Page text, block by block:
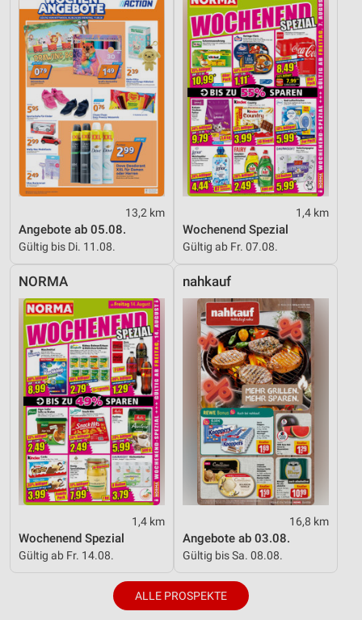
13,2 km
Angebote ab 05.08.
Gültig bis Di. 11.08.
1,4 km
Wochenend Spezial
Gültig ab Fr. 07.08.
NORMA
1,4 km
Wochenend Spezial
Gültig ab Fr. 14.08.
nahkauf
16,8 km
Angebote ab 03.08.
Gültig bis Sa. 08.08.
ALLE PROSPEKTE